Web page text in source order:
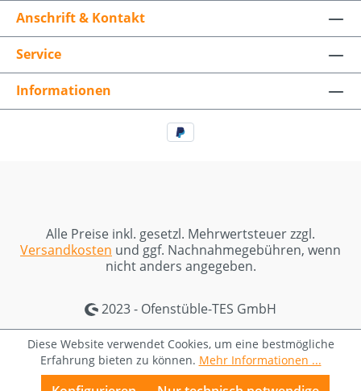
Anschrift & Kontakt
Service
Informationen
Alle Preise inkl. gesetzl. Mehrwertsteuer zzgl.
Versandkosten und ggf. Nachnahmegebühren, wenn
nicht anders angegeben.
2023 - Ofenstüble-TES GmbH
Diese Website verwendet Cookies, um eine bestmögliche
Erfahrung bieten zu können. Mehr Informationen ...